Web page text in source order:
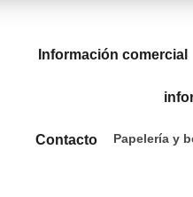
Información comercial
Contacto Papelería y